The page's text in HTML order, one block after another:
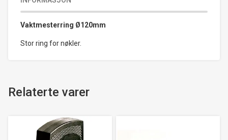
Vaktmesterring Ø120mm
Stor ring for nøkler.
Relaterte varer